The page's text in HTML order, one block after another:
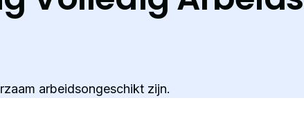
arbeidsongeschikt zijn.